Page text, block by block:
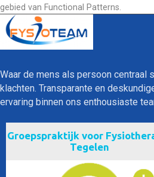
gebied van Functional Patterns.
Waar de mens als persoon centraal
klachten. Transparante en
ervaring binnen ons enthousiaste